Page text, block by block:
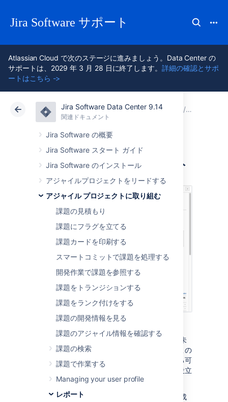
Jira Software サポート
Atlassian Cloud で次のステージに進みましょう。Data Center の
サポートは、2029 年 3 月 28 日に終了します。詳細の確認とサポ
ートはこちら ->
Jira Software Data Center 9.14
関連ドキュメント
Jira Software の概要
Jira Software スタート ガイド
Jira Software のインストール
アジャイルプロジェクトをリードする
アジャイル プロジェクトに取り組む
課題の見積もり
課題にフラグを立てる
課題カードを印刷する
スマートコミットで課題を処理する
開発作業で課題を参照する
課題をトランジションする
課題をランク付けをする
課題の開発情報を見る
課題のアジャイル情報を確認する
課題の検索
課題で作業する
Managing your user profile
レポート
アトラシアン サポート Jira Software 9.14 関連ドキュメント
クラウド Data Center 9.14
エピック レポート
スクリーンショット: エピック レポート
エピック レポートは、エピックの完了課題、未
完了課題、非見積課題の一覧を表示します。
この
レポートは、特に複数のスプリントにまたがる可
能性のあるエピックの作業を計画するときに役立
ちます。
エピック レポートを使用して、エピックの完成